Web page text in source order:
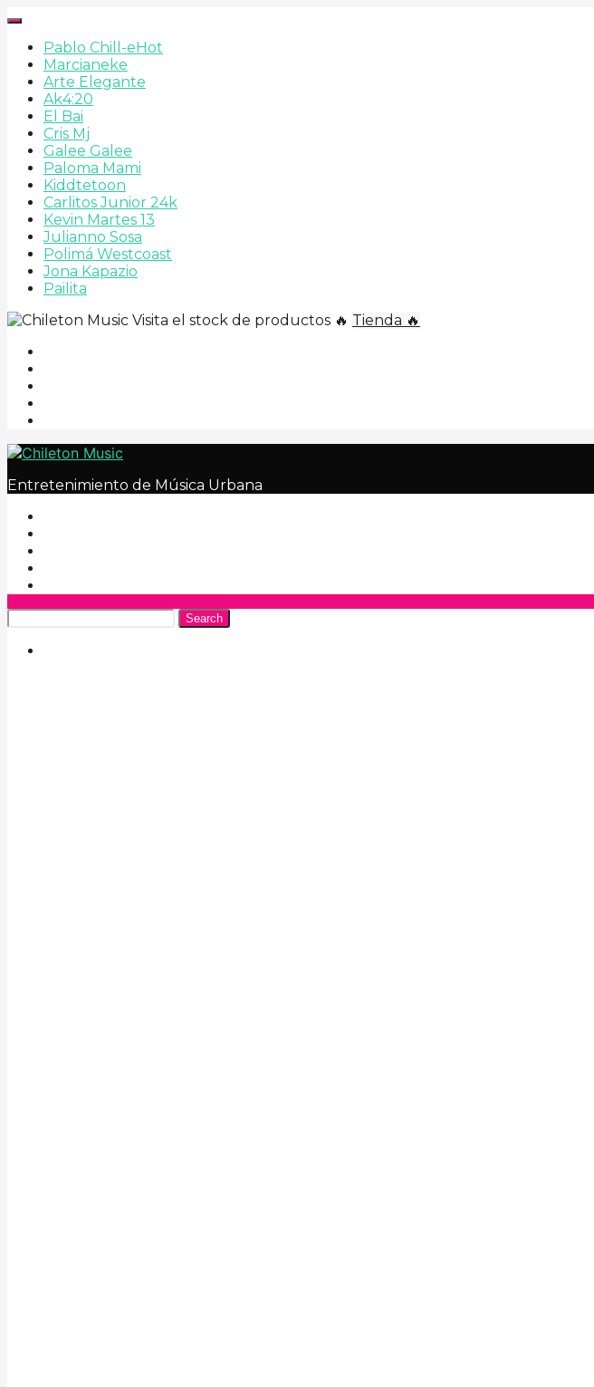
Pablo Chill-eHot
Marcianeke
Arte Elegante
Ak4:20
El Bai
Cris Mj
Galee Galee
Paloma Mami
Kiddtetoon
Carlitos Junior 24k
Kevin Martes 13
Julianno Sosa
Polimá Westcoast
Jona Kapazio
Pailita
Visita el stock de productos 🔥 Tienda 🔥
Entretenimiento de Música Urbana
Search